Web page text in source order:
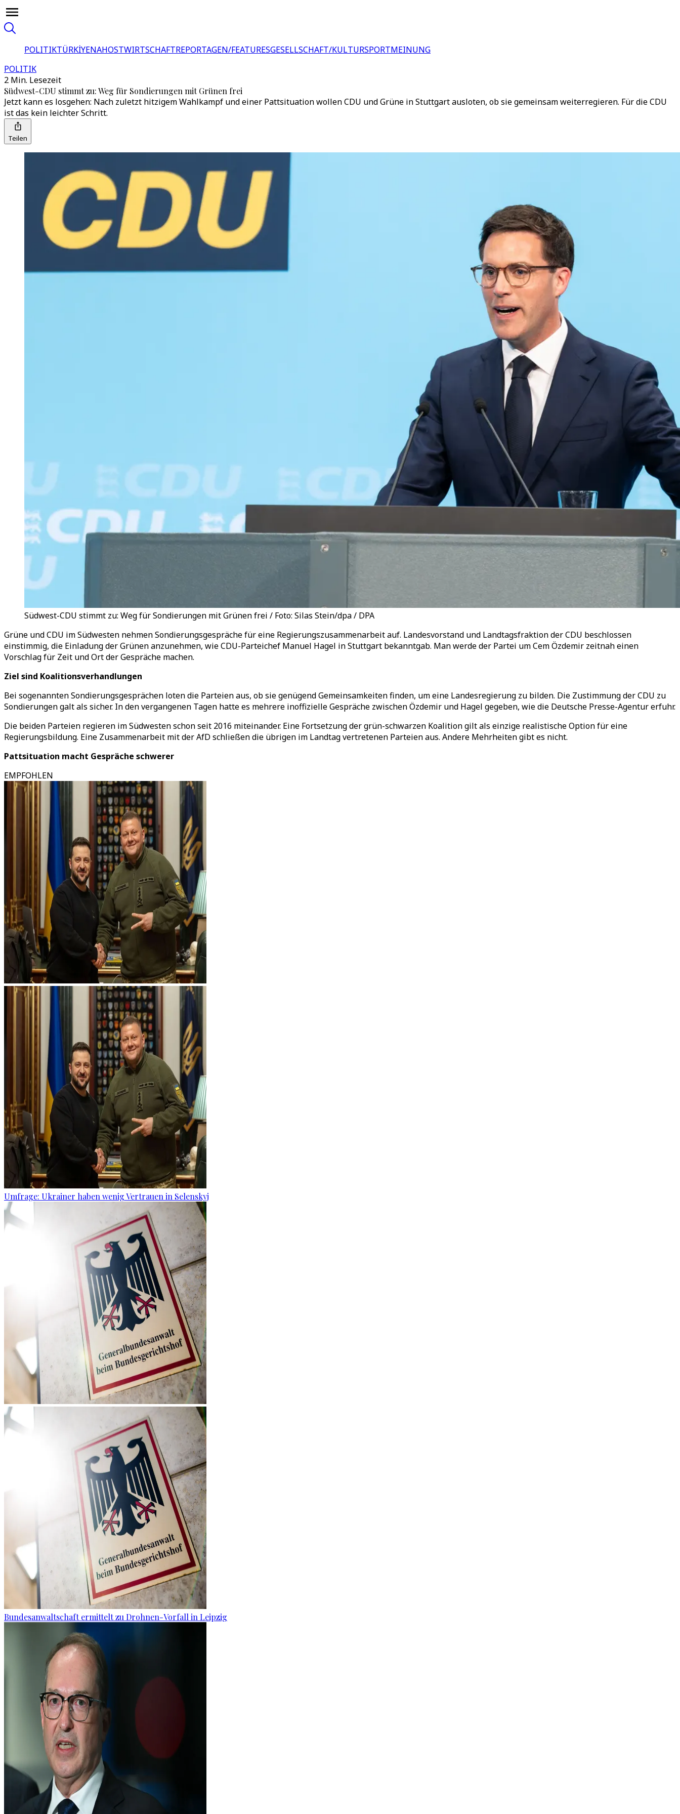
POLITIKTÜRKİYENAHOSTWIRTSCHAFTREPORTAGEN/FEATURESGESELLSCHAFT/KULTURSPORTMEINUNG
POLITIK
2 Min. Lesezeit
Südwest-CDU stimmt zu: Weg für Sondierungen mit Grünen frei
Jetzt kann es losgehen: Nach zuletzt hitzigem Wahlkampf und einer Pattsituation wollen CDU und Grüne in Stuttgart ausloten, ob sie gemeinsam weiterregieren. Für die CDU
ist das kein leichter Schritt.
Teilen
Südwest-CDU stimmt zu: Weg für Sondierungen mit Grünen frei / Foto: Silas Stein/dpa / DPA
Grüne und CDU im Südwesten nehmen Sondierungsgespräche für eine Regierungszusammenarbeit auf. Landesvorstand und Landtagsfraktion der CDU beschlossen
einstimmig, die Einladung der Grünen anzunehmen, wie CDU-Parteichef Manuel Hagel in Stuttgart bekanntgab. Man werde der Partei um Cem Özdemir zeitnah einen
Vorschlag für Zeit und Ort der Gespräche machen.
Ziel sind Koalitionsverhandlungen
Bei sogenannten Sondierungsgesprächen loten die Parteien aus, ob sie genügend Gemeinsamkeiten finden, um eine Landesregierung zu bilden. Die Zustimmung der CDU zu
Sondierungen galt als sicher. In den vergangenen Tagen hatte es mehrere inoffizielle Gespräche zwischen Özdemir und Hagel gegeben, wie die Deutsche Presse-Agentur erfuhr.
Die beiden Parteien regieren im Südwesten schon seit 2016 miteinander. Eine Fortsetzung der grün-schwarzen Koalition gilt als einzige realistische Option für eine
Regierungsbildung. Eine Zusammenarbeit mit der AfD schließen die übrigen im Landtag vertretenen Parteien aus. Andere Mehrheiten gibt es nicht.
Pattsituation macht Gespräche schwerer
EMPFOHLEN
Umfrage: Ukrainer haben wenig Vertrauen in Selenskyj
Bundesanwaltschaft ermittelt zu Drohnen-Vorfall in Leipzig